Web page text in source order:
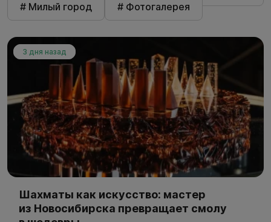
# Милый город
# Фотогалерея
3 дня назад
Шахматы как искусство: мастер
из Новосибирска превращает смолу